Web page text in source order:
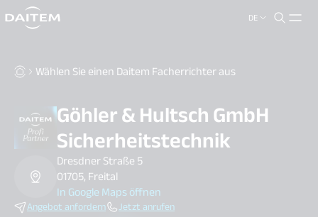
DE
search.label
Wählen Sie einen Daitem Facherrichter aus
Göhler & Hultsch GmbH
Sicherheitstechnik
Dresdner Straße 5
01705, Freital
In Google Maps öffnen
Angebot anfordern Jetzt anrufen